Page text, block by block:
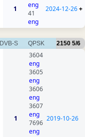
1
eng
41
eng
2024-12-26+
DVB-S QPSK 2150 5/6
1
3604
eng
3605
eng
3606
eng
3607
eng
7696
eng
2019-10-26